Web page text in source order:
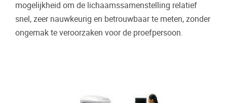
mogelijkheid om de lichaamssamenstelling relatief
snel, zeer nauwkeurig en betrouwbaar te meten, zonder
ongemak te veroorzaken voor de proefpersoon.